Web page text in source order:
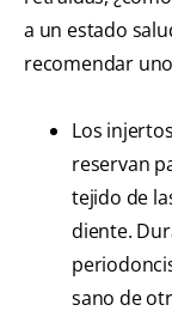
a un estado
recomendar
Los
reservan
tejido de
diente.
sano de